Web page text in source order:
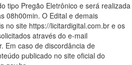
tipo Pregão Eletrônico e será realizada
08h00min. O Edital e demais
no site https://licitardigital.com.br e os
através do e-mail
Em caso de discordância de
publicado no site oficial do